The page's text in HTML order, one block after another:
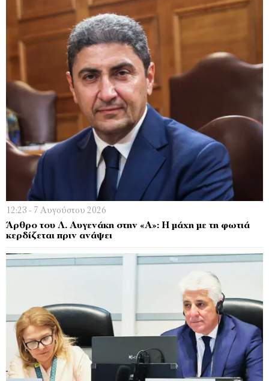
12:23 - 7 Αυγούστου 2026
Άρθρο του Λ. Αυγενάκη στην «Α»: Η μάχη με τη φωτιά
κερδίζεται πριν ανάψει